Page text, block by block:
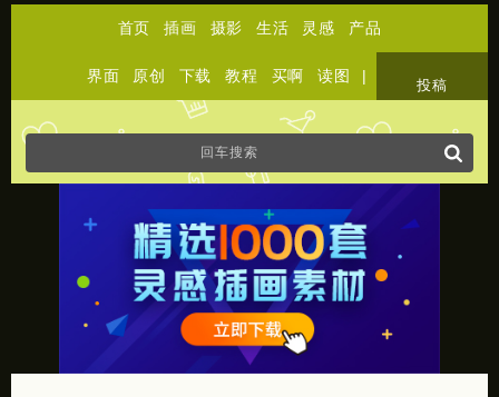
首页 插画 摄影 生活 灵感 产品
界面 原创 下载 教程 买啊 读图 |
投稿